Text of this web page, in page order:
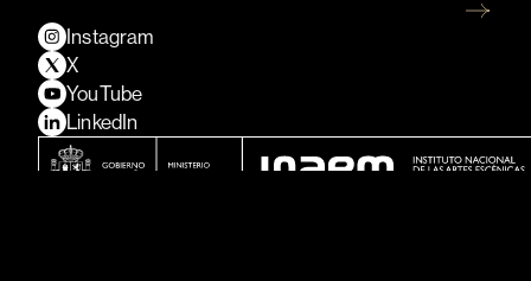
Instagram
X
YouTube
LinkedIn